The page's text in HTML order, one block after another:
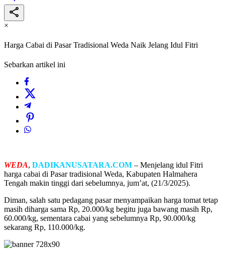
×
Harga Cabai di Pasar Tradisional Weda Naik Jelang Idul Fitri
Sebarkan artikel ini
WEDA, DADIKANUSATARA.COM – Menjelang idul Fitri
harga cabai di Pasar tradisional Weda, Kabupaten Halmahera
Tengah makin tinggi dari sebelumnya, jum’at, (21/3/2025).
Diman, salah satu pedagang pasar menyampaikan harga tomat tetap
masih diharga sama Rp, 20.000/kg begitu juga bawang masih Rp,
60.000/kg, sementara cabai yang sebelumnya Rp, 90.000/kg
sekarang Rp, 110.000/kg.